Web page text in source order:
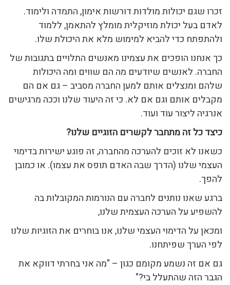
זכרו שגם יכולות מולדות דורשות אימון, התמדה ולימוד.
לאדם בעל יכולת מוזיקלית מומלץ להתאמן, ללמוד
ולהתפתח כדי להביא למימוש מלא את היכולת שלו.
כך אנחנו הופכים את עצמינו מאנשים התלויים בתגובות של
החברה. לאנשים שיודעים מה הם שווים ומה היכולות
שלהם ומנצלים אותם למען החברה מסביב – גם אם הם
מקבלים אותם וגם אם לא. כי זה היעוד שלנו וככה מרגישים
אנרגיה ליצור עוד ועוד.
כיצד כל זה מתחבר לקשרים הזוגיים שלנו?
כשאנו לא זוכים להערכה מהחברה, זה פוגע ישירות בדימוי
העצמי שלנו (הדרך שבה האדם תופס את עצמו). או כמובן
להפך.
ברגע שאנו נותנים לחברה עם הנורמות המקובלות בה
להשפיע על הערכה העצמית שלנו,
ומכאן על הדימוי העצמי שלנו, אנו בוחרים את הזוגיות שלנו
לפי הערך שפיתחנו.
גם אם זה נשמע מקומם כגון – "מה אני בחרתי דווקא את
הגבר הזה שהתעלל בי?"